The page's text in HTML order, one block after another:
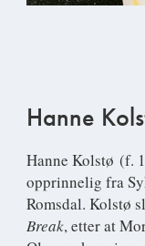
Hanne
Hanne Kolstø (f.
opprinnelig fra
Romsdal. Kolstø
Break, etter at